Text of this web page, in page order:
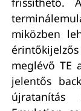
miközben
meglévő TE
jelentős
újratanítás